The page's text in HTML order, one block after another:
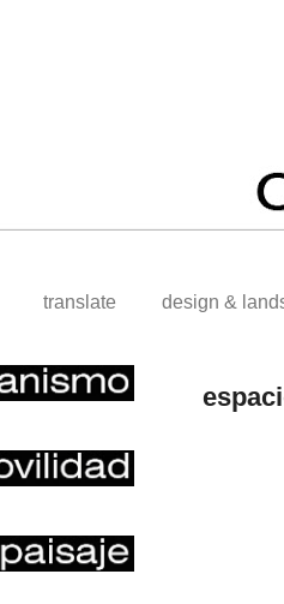
translate design &